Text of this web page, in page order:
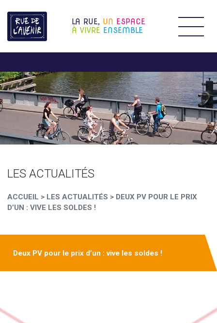
LA RUE, UN ESPACE
À VIVRE ENSEMBLE
LES ACTUALITÉS
ACCUEIL > LES ACTUALITÉS > DEUX PV POUR LE PRIX
D’UN : VIVE LES SOLDES !
Deux PV pour le prix d’un : vive les soldes !